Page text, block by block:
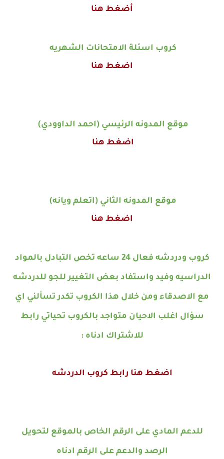
أضغط هنا
كروب اسئلة الامتحانات الشهريه
اضغط هنا
موقع المدونه الرئيسي (احمد الداوودي)
اضغط هنا
موقع المدونه الثاني (اتعلم ويانه)
اضغط هنا
كروب ودردشه فعال 24 ساعه تخص التبادل بالمواد
الدراسيه وفيد واستفاد بعض التغيير للجو للدردشه
مع الاصدقاء ومن خلال هذا الكروب تكدر تسألني اي
سؤال اغلب الاحيان متواجد بالكروب تحياتي رابط
للاشتراك ادناه:
اضغط هنا رابط كروب الدردشه
للدعم المادي على الرقم الخاص بالموقع لتحويل
الرصد والدعم على الرقم ادناه